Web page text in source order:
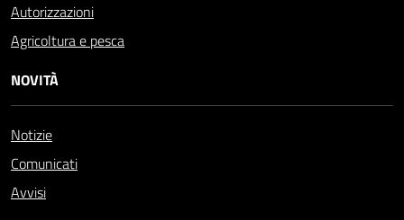
Autorizzazioni
Agricoltura e pesca
NOVITÀ
Notizie
Comunicati
Avvisi